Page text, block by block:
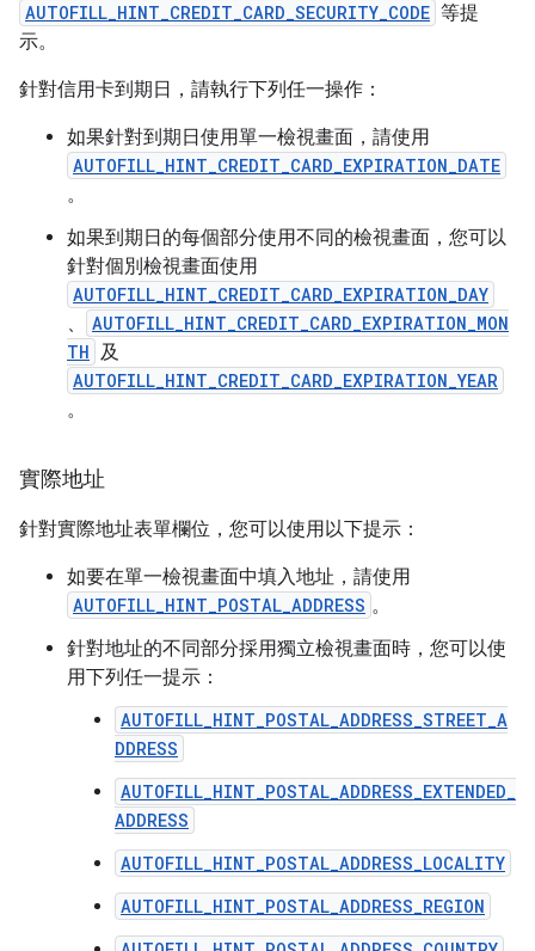
AUTOFILL_HINT_CREDIT_CARD_SECURITY_CODE 等提
示。
針對信用卡到期日，請執行下列任一操作：
如果針對到期日使用單一檢視畫面，請使用
AUTOFILL_HINT_CREDIT_CARD_EXPIRATION_DATE
。
如果到期日的每個部分使用不同的檢視畫面，您可以
針對個別檢視畫面使用
AUTOFILL_HINT_CREDIT_CARD_EXPIRATION_DAY
、
AUTOFILL_HINT_CREDIT_CARD_EXPIRATION_MON
TH 及
AUTOFILL_HINT_CREDIT_CARD_EXPIRATION_YEAR
。
實際地址
針對實際地址表單欄位，您可以使用以下提示：
如要在單一檢視畫面中填入地址，請使用
AUTOFILL_HINT_POSTAL_ADDRESS 。
針對地址的不同部分採用獨立檢視畫面時，您可以使
用下列任一提示：
AUTOFILL_HINT_POSTAL_ADDRESS_STREET_A
DDRESS
AUTOFILL_HINT_POSTAL_ADDRESS_EXTENDED_
ADDRESS
AUTOFILL_HINT_POSTAL_ADDRESS_LOCALITY
AUTOFILL_HINT_POSTAL_ADDRESS_REGION